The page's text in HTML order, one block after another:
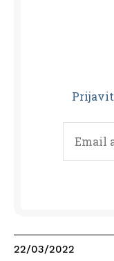
Prijavit
22/03/2022